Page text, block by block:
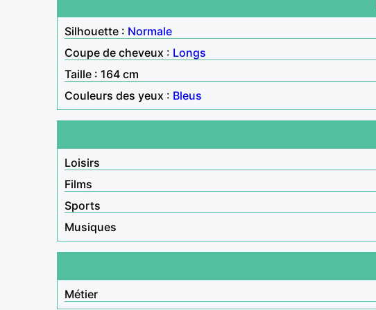
Silhouette : Normale
Coupe de cheveux : Longs
Taille : 164 cm
Couleurs des yeux : Bleus
Loisirs
Films
Sports
Musiques
Métier